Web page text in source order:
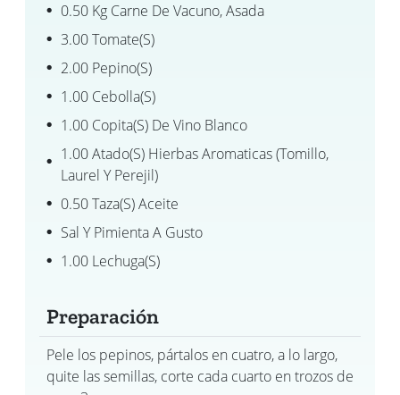
0.50 Kg Carne De Vacuno, Asada
3.00 Tomate(s)
2.00 Pepino(s)
1.00 Cebolla(s)
1.00 Copita(s) De Vino Blanco
1.00 Atado(s) Hierbas Aromaticas (tomillo,
Laurel Y Perejil)
0.50 Taza(s) Aceite
Sal Y Pimienta A Gusto
1.00 Lechuga(s)
Preparación
Pele los pepinos, pártalos en cuatro, a lo largo,
quite las semillas, corte cada cuarto en trozos de